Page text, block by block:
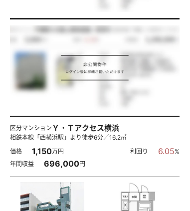
区分マンション Ｙ・Ｔアクセス横浜
相鉄本線「西横浜駅」より徒歩6分／16.2㎡
価格
1,150万円 利回り 6.05%
年間収益
696,000円